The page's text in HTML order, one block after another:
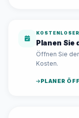
Planen Sie
Öffnen Sie
Kosten.
PLANER